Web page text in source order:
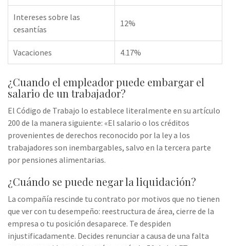
Intereses sobre las
cesantías
12%
Vacaciones 4.17%
¿Cuando el empleador puede embargar el
salario de un trabajador?
El Código de Trabajo lo establece literalmente en su artículo
200 de la manera siguiente: «El salario o los créditos
provenientes de derechos reconocido por la ley a los
trabajadores son inembargables, salvo en la tercera parte
por pensiones alimentarias.
¿Cuándo se puede negar la liquidación?
La compañía rescinde tu contrato por motivos que no tienen
que ver con tu desempeño: reestructura de área, cierre de la
empresa o tu posición desaparece. Te despiden
injustificadamente. Decides renunciar a causa de una falta